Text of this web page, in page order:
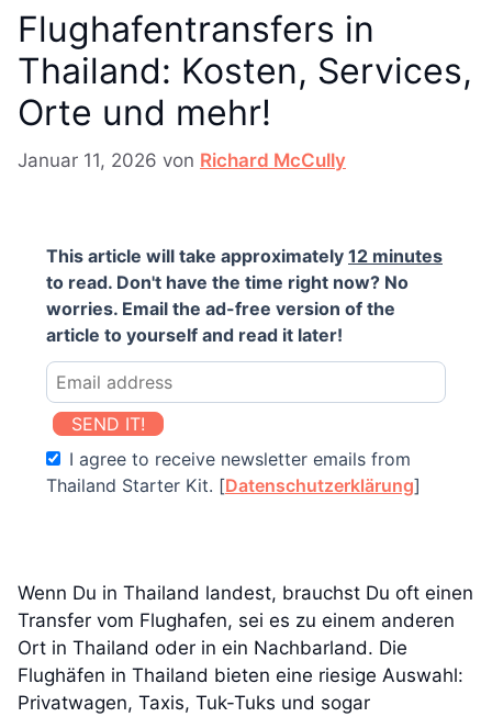
Flughafentransfers in
Thailand: Kosten, Services,
Orte und mehr!
Januar 11, 2026 von Richard McCully
This article will take approximately 12 minutes
to read. Don't have the time right now? No
worries. Email the ad-free version of the
article to yourself and read it later!
SEND IT!
I agree to receive newsletter emails from
Thailand Starter Kit. [Datenschutzerklärung]
Wenn Du in Thailand landest, brauchst Du oft einen
Transfer vom Flughafen, sei es zu einem anderen
Ort in Thailand oder in ein Nachbarland. Die
Flughäfen in Thailand bieten eine riesige Auswahl:
Privatwagen, Taxis, Tuk-Tuks und sogar